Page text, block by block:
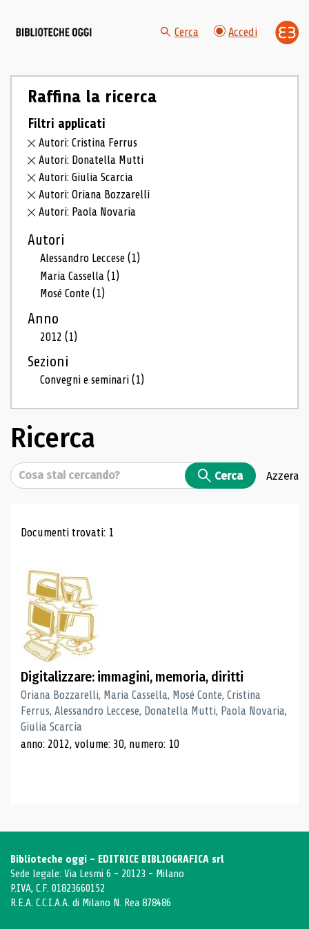
Cerca Accedi
Raffina la ricerca
Filtri applicati
Autori: Cristina Ferrus
Autori: Donatella Mutti
Autori: Giulia Scarcia
Autori: Oriana Bozzarelli
Autori: Paola Novaria
Autori
Alessandro Leccese(1)
Maria Cassella(1)
Mosé Conte(1)
Anno
2012(1)
Sezioni
Convegni e seminari(1)
Ricerca
Cerca Cerca Azzera
Risultati di ricerca
Documenti trovati: 1
Digitalizzare: immagini, memoria, diritti
Oriana Bozzarelli, Maria Cassella, Mosé Conte, Cristina
Ferrus, Alessandro Leccese, Donatella Mutti, Paola Novaria,
Giulia Scarcia
anno: 2012, volume: 30, numero: 10
Biblioteche oggi - EDITRICE BIBLIOGRAFICA srl
Sede legale: Via Lesmi 6 - 20123 - Milano
P.IVA, C.F. 01823660152
R.E.A. C.C.I.A.A. di Milano N. Rea 878486